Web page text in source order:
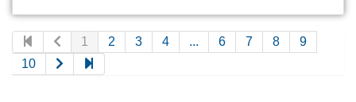
1 2 3 4 ... 6 7 8
9
10